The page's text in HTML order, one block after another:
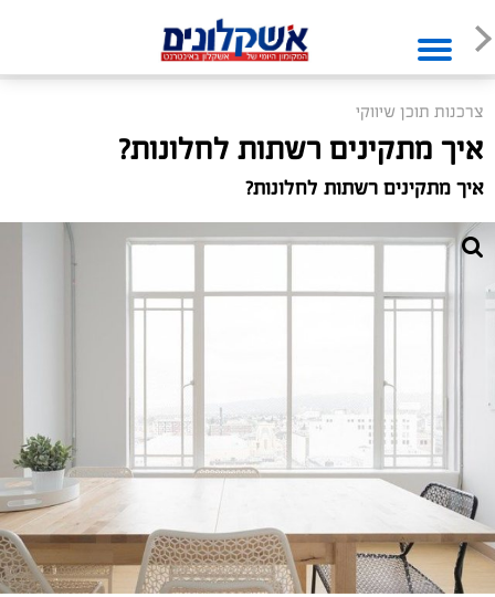
צרכנות תוכן שיווקי
איך מתקינים רשתות לחלונות?
איך מתקינים רשתות לחלונות?